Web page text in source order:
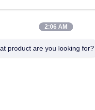
التكنولوجيا العالية،
2:06 AM
product are you looking for?